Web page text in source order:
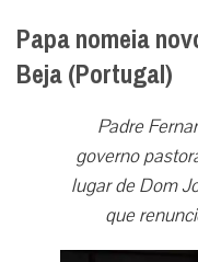
Papa nomeia
Beja (Portugal)
Padre
governo
lugar de Dom
que